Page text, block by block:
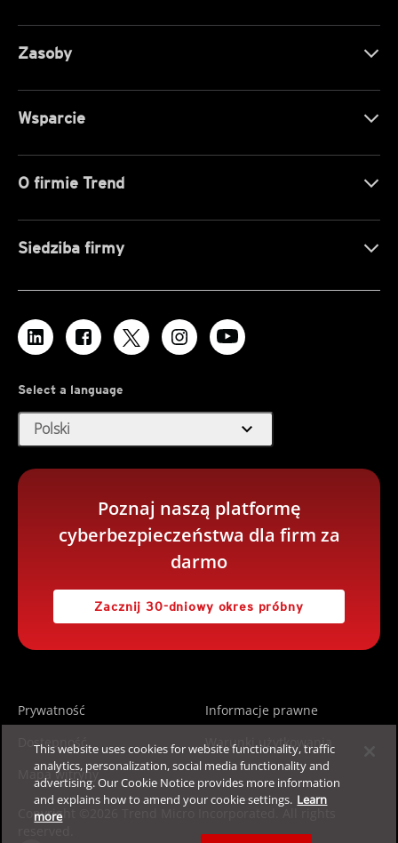
Zasoby
Wsparcie
O firmie Trend
Siedziba firmy
Select a language
Polski expand_more
Poznaj naszą platformę
cyberbezpieczeństwa dla firm za
darmo
Zacznij 30-dniowy okres próbny
Prywatność
Informacje prawne
Dostępność
Warunki użytkowania
Mapa witryny
Copyright ©2026 Trend Micro Incorporated. All rights
This website uses cookies for website functionality, traffic
analytics, personalization, social media functionality and
advertising. Our Cookie Notice provides more information
and explains how to amend your cookie settings. Learn
more